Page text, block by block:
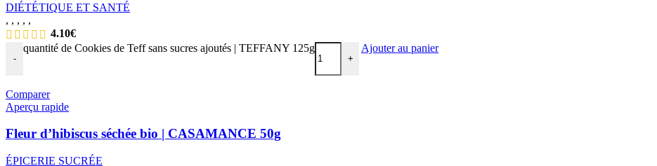
DIÉTÉTIQUE ET SANTÉ
, , , , ,
4.10€
-
quantité de Cookies de Teff sans sucres ajoutés | TEFFANY 125g
+
Ajouter au panier
Comparer
Aperçu rapide
Fleur d’hibiscus séchée bio | CASAMANCE 50g
ÉPICERIE SUCRÉE